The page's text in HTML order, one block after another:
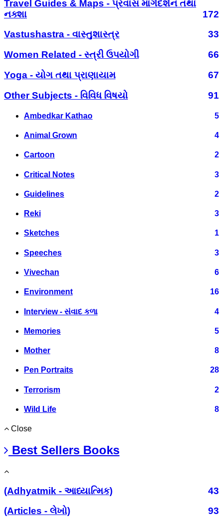
Travel Guides & Maps - પ્રવાસ માર્ગદર્શન તથા
નક્શા
172
Vastushastra - વાસ્તુશાસ્ત્ર
33
Women Related - સ્ત્રી ઉપયોગી
66
Yoga - યોગ તથા પ્રાણાયામ
67
Other Subjects - વિવિધ વિષયો
91
Ambedkar Kathao 5
Animal Grown 4
Cartoon 2
Critical Notes 3
Guidelines 2
Reki 3
Sketches 1
Speeches 3
Vivechan 6
Environment 16
Interview - સંવાદ કળા 4
Memories 5
Mother 8
Pen Portraits 28
Terrorism 2
Wild Life 8
Close
Best Sellers Books
(Adhyatmik - આધ્યાત્મિક)
43
(Articles - લેખો)
93